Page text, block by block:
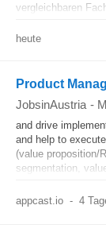
vergleichbaren
heute
Product
JobsinAustria -
and drive
and help to
(value proposition/
segmentation,
appcast.io - 4